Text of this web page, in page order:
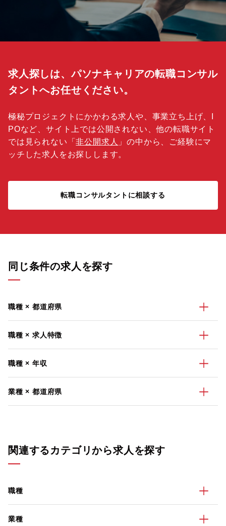
求人探しは、パソナキャリアの転職コンサル
タントへお任せください。
極秘プロジェクトにかかわる求人や、事業立ち上げ、I
POなど、サイト上では公開されない、他の転職サイト
では見られない「非公開求人 」の中から、ご経験にマ
ッチした求人をお探しします。
転職コンサルタントに相談する
同じ条件の求人を探す
職種 × 都道府県
職種 × 求人特徴
職種 × 年収
業種 × 都道府県
関連するカテゴリから求人を探す
職種
業種